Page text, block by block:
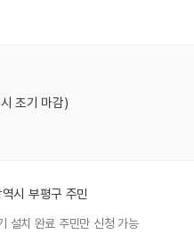
조기 마감)
시 부평구 주민
설치 완료 주민만 신청 가능